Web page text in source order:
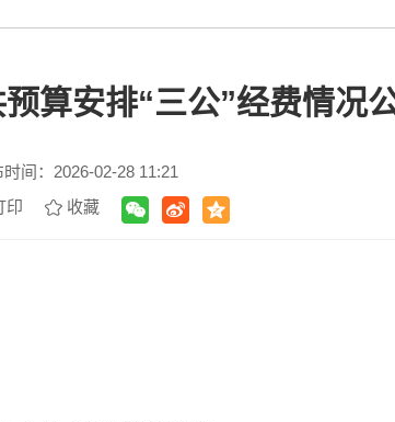
算安排“三公”经费情况
时间：2026-02-28 11:21
印 收藏